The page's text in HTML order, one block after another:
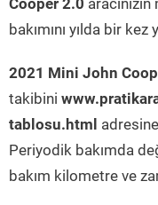
Cooper 2.0
bakımını yılda bir
2021 Mini John
takibini
tablosu.html
Periyodik bakımda
bakım kilometre ve